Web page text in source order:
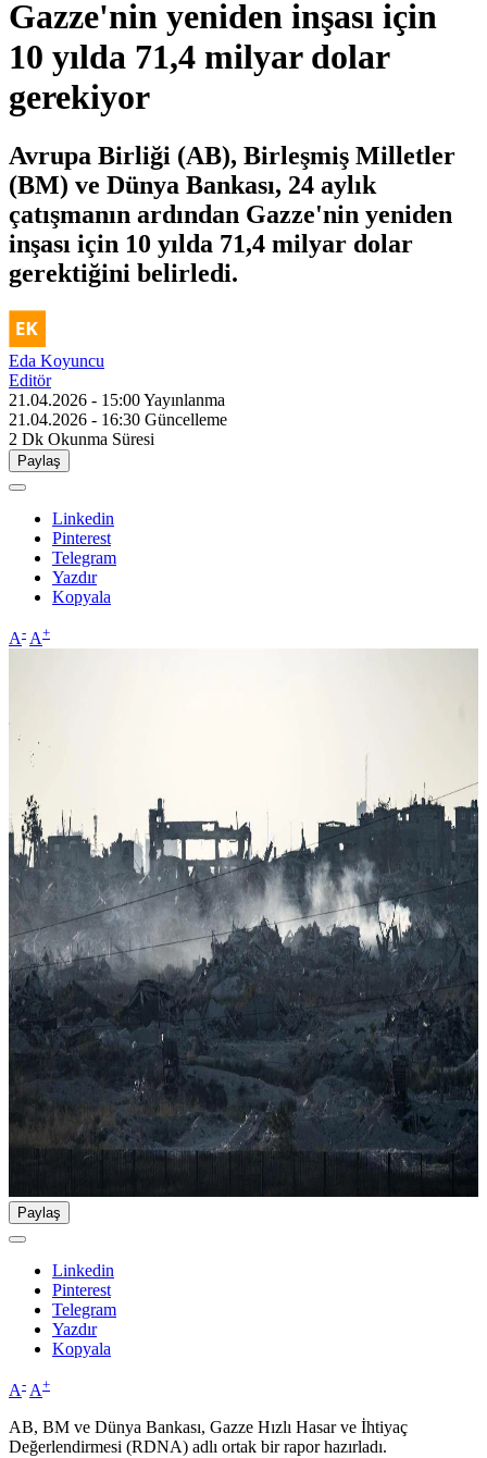
Gazze'nin yeniden inşası için
10 yılda 71,4 milyar dolar
gerekiyor
Avrupa Birliği (AB), Birleşmiş Milletler
(BM) ve Dünya Bankası, 24 aylık
çatışmanın ardından Gazze'nin yeniden
inşası için 10 yılda 71,4 milyar dolar
gerektiğini belirledi.
Eda Koyuncu
Editör
21.04.2026 - 15:00Yayınlanma
21.04.2026 - 16:30 Güncelleme
2 Dk Okunma Süresi
Paylaş
Linkedin
Pinterest
Telegram
Yazdır
Kopyala
A- A+
Paylaş
Linkedin
Pinterest
Telegram
Yazdır
Kopyala
A- A+
AB, BM ve Dünya Bankası, Gazze Hızlı Hasar ve İhtiyaç
Değerlendirmesi (RDNA) adlı ortak bir rapor hazırladı.